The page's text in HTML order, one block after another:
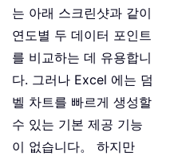
는 아래 스크린샷과 같이
연도별 두 데이터 포인트
를 비교하는 데 유용합니
다. 그러나 Excel 에는 덤
벨 차트를 빠르게 생성할
수 있는 기본 제공 기능
이 없습니다。 하지만